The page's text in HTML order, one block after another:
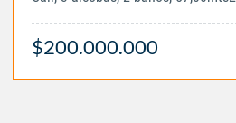
$200.000.000